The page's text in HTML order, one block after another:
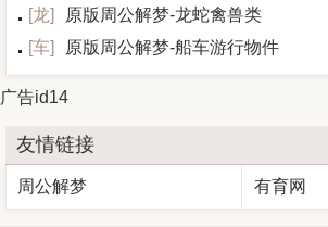
[龙]
原版周公解梦-龙蛇禽兽类
[车] 原版周公解梦-船车游行物件
广告id14
友情链接
周公解梦 有育网